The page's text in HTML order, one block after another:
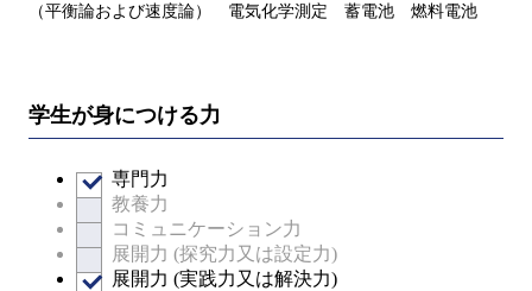
（平衡論および速度論） 電気化学測定 蓄電池 燃料電池
学生が身につける力
専門力
教養力
コミュニケーション力
展開力 (探究力又は設定力)
展開力 (実践力又は解決力)